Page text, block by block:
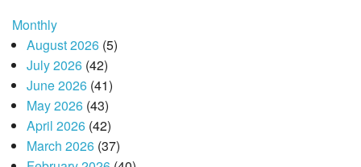
Monthly
August 2026(5)
July 2026(42)
June 2026(41)
May 2026(43)
April 2026(42)
March 2026(37)